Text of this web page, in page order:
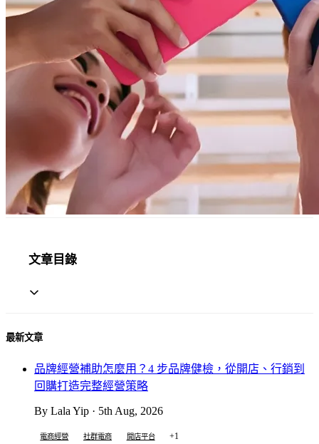
文章目錄
最新文章
品牌經營補助怎麼用？4 步品牌健檢，從開店、行銷到
回購打造完整經營策略
By Lala Yip · 5th Aug, 2026
電商經營 社群電商 開店平台 +1